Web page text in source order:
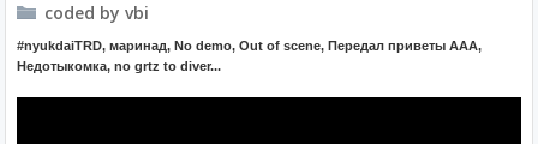
coded by vbi
#nyukdaiTRD, маринад, No demo, Out of scene, Передал приветы ААА,
Недотыкомка, no grtz to diver...